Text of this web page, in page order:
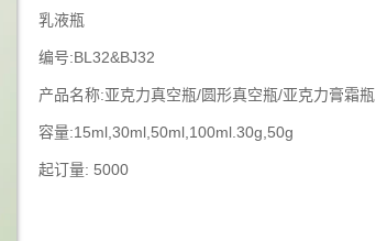
乳液瓶
编号:BL32&BJ32
产品名称:亚克力真空瓶/圆形真空瓶/亚克力膏霜瓶
容量:15ml,30ml,50ml,100ml.30g,50g
起订量: 5000